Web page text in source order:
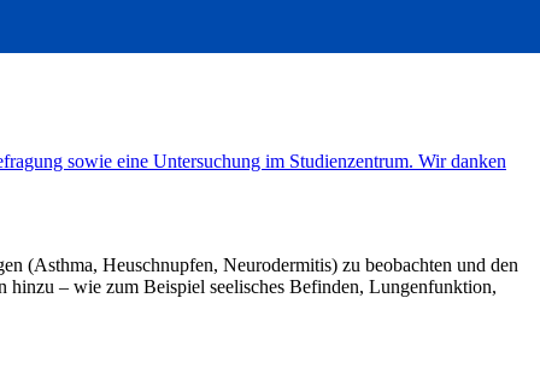
sowie eine Untersuchung im Studienzentrum. Wir danken
(Asthma, Heuschnupfen, Neurodermitis) zu beobachten und den
– wie zum Beispiel seelisches Befinden, Lungenfunktion,